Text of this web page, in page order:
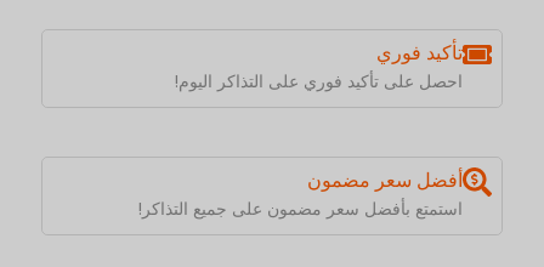
تأكيد فوري
احصل على تأكيد فوري على التذاكر اليوم!
أفضل سعر مضمون
استمتع بأفضل سعر مضمون على جميع التذاكر!